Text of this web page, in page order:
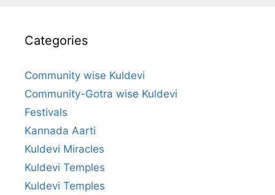
Categories
Community wise Kuldevi
Community-Gotra wise Kuldevi
Festivals
Kannada Aarti
Kuldevi Miracles
Kuldevi Temples
Kuldevi Temples